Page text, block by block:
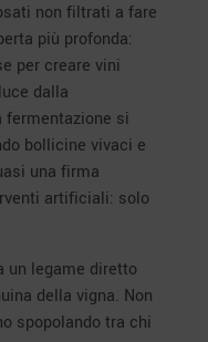
non filtrati a fare
più profonda:
per creare vini
dalla
fermentazione si
bollicine vivaci e
una firma
artificiali: solo
un legame diretto
della vigna. Non
spopolando tra chi